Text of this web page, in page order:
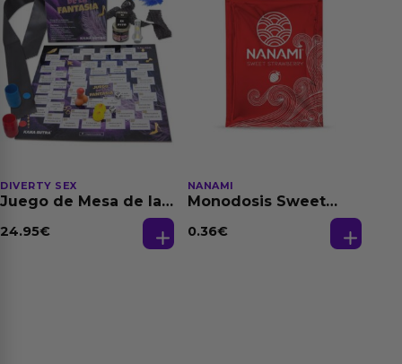
DIVERTY SEX
Juego de Mesa de las
24.95€
NANAMI
Monodosis Sweet
Base Agua 4 ml
0.36€